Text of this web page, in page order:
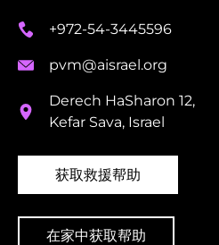
+972-54-3445596
pvm@aisrael.org
Derech HaSharon 12,
Kefar Sava, Israel
获取救援帮助
在家中获取帮助